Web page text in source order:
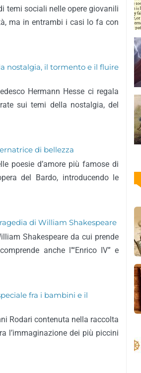
temi sociali nelle opere giovanili
ma in entrambi i casi lo fa con
nostalgia, il tormento e il fluire
Hermann Hesse ci regala
sui temi della nostalgia, del
di bellezza
poesie d’amore più famose di
del Bardo, introducendo le
di William Shakespeare
Shakespeare da cui prende
anche l’“Enrico IV” e
fra i bambini e il
Rodari contenuta nella raccolta
l’immaginazione dei più piccini